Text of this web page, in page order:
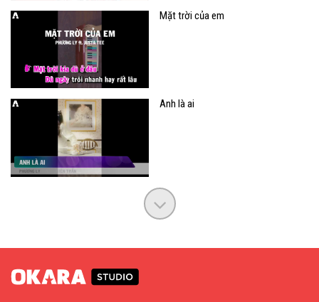
Mặt trời của em
Anh là ai